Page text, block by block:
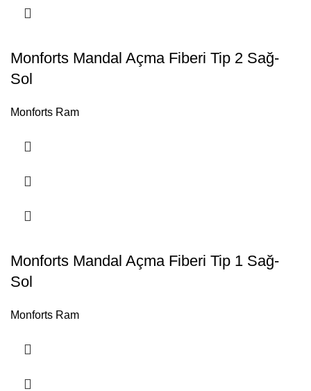
Monforts Mandal Açma Fiberi Tip 2 Sağ-
Sol
Monforts Ram
Monforts Mandal Açma Fiberi Tip 1 Sağ-
Sol
Monforts Ram